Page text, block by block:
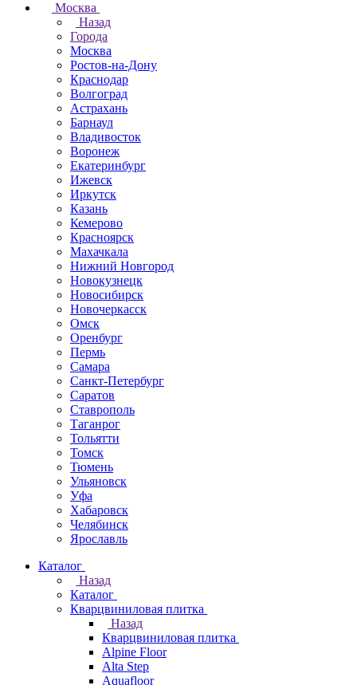
Москва
Назад
Города
Москва
Ростов-на-Дону
Краснодар
Волгоград
Астрахань
Барнаул
Владивосток
Воронеж
Екатеринбург
Ижевск
Иркутск
Казань
Кемерово
Красноярск
Махачкала
Нижний Новгород
Новокузнецк
Новосибирск
Новочеркаcск
Омск
Оренбург
Пермь
Самара
Санкт-Петербург
Саратов
Ставрополь
Таганрог
Тольятти
Томск
Тюмень
Ульяновск
Уфа
Хабаровск
Челябинск
Ярославль
Каталог
Назад
Каталог
Кварцвиниловая плитка
Назад
Кварцвиниловая плитка
Alpine Floor
Alta Step
Aquafloor